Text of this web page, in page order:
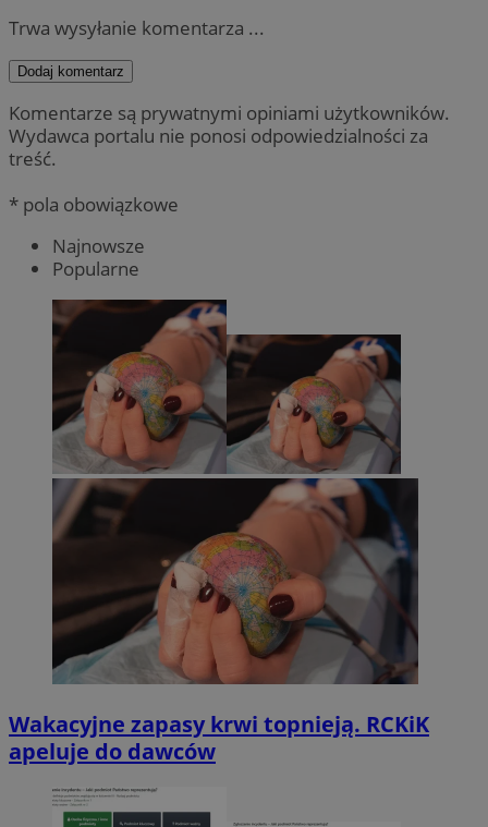
Trwa wysyłanie komentarza ...
Dodaj komentarz
Komentarze są prywatnymi opiniami użytkowników.
Wydawca portalu nie ponosi odpowiedzialności za
treść.
* pola obowiązkowe
Najnowsze
Popularne
Wakacyjne zapasy krwi topnieją. RCKiK
apeluje do dawców